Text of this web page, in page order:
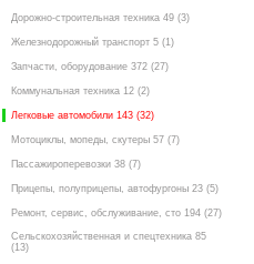
Дорожно-строительная техника 49 (3)
Железнодорожный транспорт 5 (1)
Запчасти, оборудование 372 (27)
Коммунальная техника 12 (2)
Легковые автомобили 143 (32)
Мотоциклы, мопеды, скутеры 57 (7)
Пассажироперевозки 38 (7)
Прицепы, полуприцепы, автофургоны 23 (5)
Ремонт, сервис, обслуживание, сто 194 (27)
Сельскохозяйственная и спецтехника 85
(13)